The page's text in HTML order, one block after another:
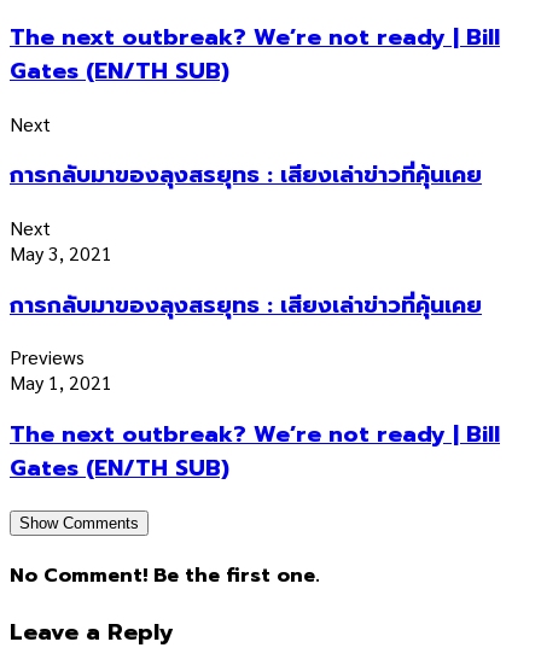
The next outbreak? We’re not ready | Bill
Gates (EN/TH SUB)
Next
การกลับมาของลุงสรยุทธ : เสียงเล่าข่าวที่คุ้นเคย
Next
May 3, 2021
การกลับมาของลุงสรยุทธ : เสียงเล่าข่าวที่คุ้นเคย
Previews
May 1, 2021
The next outbreak? We’re not ready | Bill
Gates (EN/TH SUB)
Show Comments
No Comment! Be the first one.
Leave a Reply